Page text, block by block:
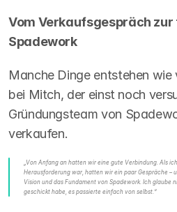
Vom Verkaufsgespräch
Spadework
Manche Dinge entstehen wie
bei Mitch, der einst noch
Gründungsteam von
verkaufen.
„Von Anfang an hatten wir eine gute Verbindung. Als
Herausforderung war, hatten wir ein paar Gespräche –
Vision und das Fundament von Spadework. Ich glaube
geschickt habe, es passierte einfach von selbst.“